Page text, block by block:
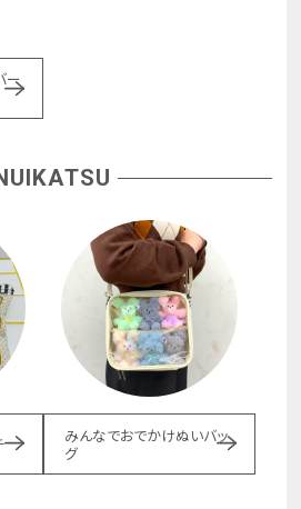
ー
みんなでおでかけぬいバッ
グ